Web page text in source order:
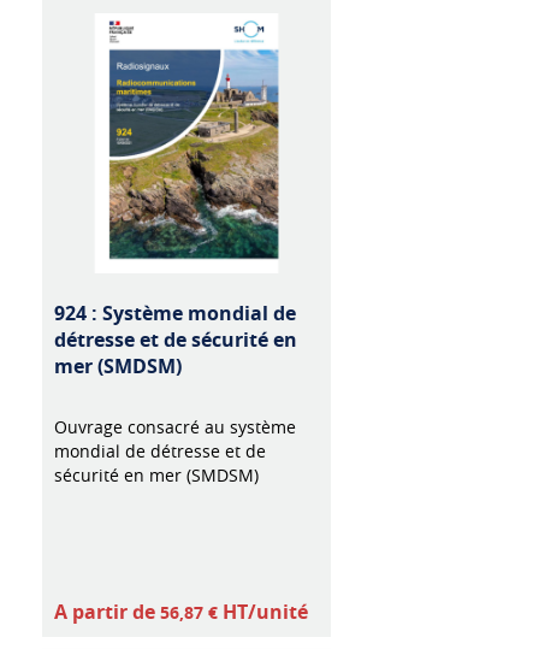
924 : Système mondial de
détresse et de sécurité en
mer (SMDSM)
Ouvrage consacré au système
mondial de détresse et de
sécurité en mer (SMDSM)
A partir de 56,87 € HT/unité